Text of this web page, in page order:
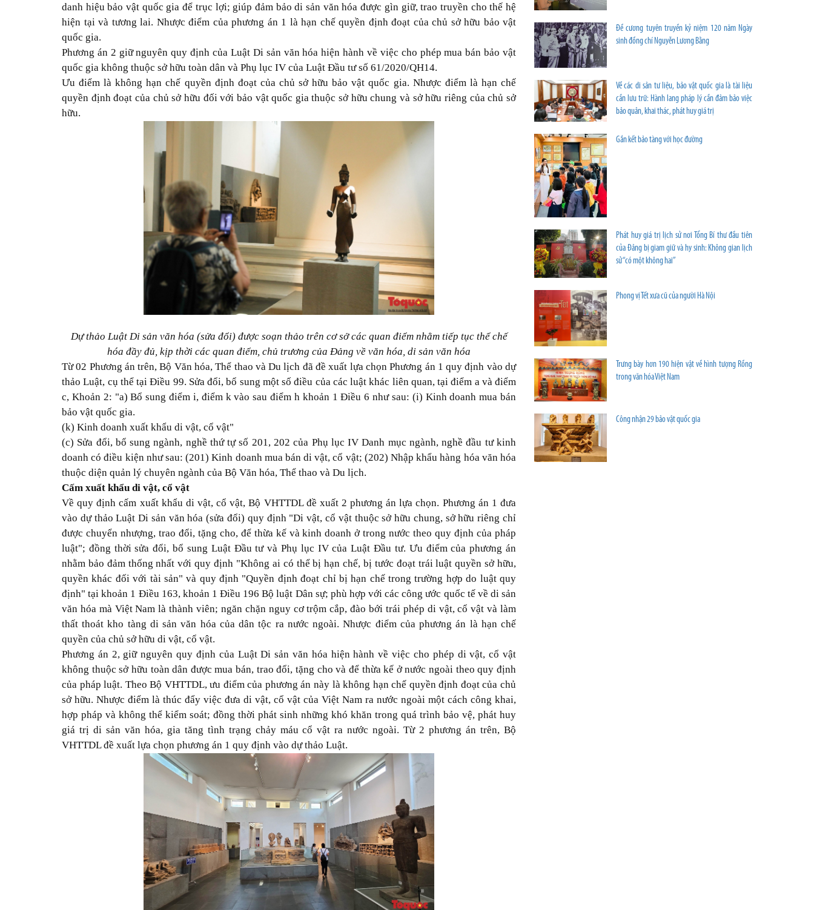
danh hiệu bảo vật quốc gia để trục lợi; giúp đảm bảo di sản văn hóa được gìn giữ, trao truyền cho thế hệ
hiện tại và tương lai. Nhược điểm của phương án 1 là hạn chế quyền định đoạt của chủ sở hữu bảo vật
quốc gia.
Phương án 2 giữ nguyên quy định của Luật Di sản văn hóa hiện hành về việc cho phép mua bán bảo vật
quốc gia không thuộc sở hữu toàn dân và Phụ lục IV của Luật Đầu tư số 61/2020/QH14.
Ưu điểm là không hạn chế quyền định đoạt của chủ sở hữu bảo vật quốc gia. Nhược điểm là hạn chế
quyền định đoạt của chủ sở hữu đối với bảo vật quốc gia thuộc sở hữu chung và sở hữu riêng của chủ sở
hữu.
Dự thảo Luật Di sản văn hóa (sửa đổi) được soạn thảo trên cơ sở các quan điểm nhằm tiếp tục thể chế
hóa đầy đủ, kịp thời các quan điểm, chủ trương của Đảng về văn hóa, di sản văn hóa
Từ 02 Phương án trên, Bộ Văn hóa, Thể thao và Du lịch đã đề xuất lựa chọn Phương án 1 quy định vào dự
thảo Luật, cụ thể tại Điều 99. Sửa đổi, bổ sung một số điều của các luật khác liên quan, tại điểm a và điểm
c, Khoản 2: "a) Bổ sung điểm i, điểm k vào sau điểm h khoản 1 Điều 6 như sau: (i) Kinh doanh mua bán
bảo vật quốc gia.
(k) Kinh doanh xuất khẩu di vật, cổ vật"
(c) Sửa đổi, bổ sung ngành, nghề thứ tự số 201, 202 của Phụ lục IV Danh mục ngành, nghề đầu tư kinh
doanh có điều kiện như sau: (201) Kinh doanh mua bán di vật, cổ vật; (202) Nhập khẩu hàng hóa văn hóa
thuộc diện quản lý chuyên ngành của Bộ Văn hóa, Thể thao và Du lịch.
Cấm xuất khẩu di vật, cổ vật
Về quy định cấm xuất khẩu di vật, cổ vật, Bộ VHTTDL đề xuất 2 phương án lựa chọn. Phương án 1 đưa
vào dự thảo Luật Di sản văn hóa (sửa đổi) quy định "Di vật, cổ vật thuộc sở hữu chung, sở hữu riêng chỉ
được chuyển nhượng, trao đổi, tặng cho, để thừa kế và kinh doanh ở trong nước theo quy định của pháp
luật"; đồng thời sửa đổi, bổ sung Luật Đầu tư và Phụ lục IV của Luật Đầu tư. Ưu điểm của phương án
nhằm bảo đảm thống nhất với quy định "Không ai có thể bị hạn chế, bị tước đoạt trái luật quyền sở hữu,
quyền khác đối với tài sản" và quy định "Quyền định đoạt chỉ bị hạn chế trong trường hợp do luật quy
định" tại khoản 1 Điều 163, khoản 1 Điều 196 Bộ luật Dân sự; phù hợp với các công ước quốc tế về di sản
văn hóa mà Việt Nam là thành viên; ngăn chặn nguy cơ trộm cắp, đào bới trái phép di vật, cổ vật và làm
thất thoát kho tàng di sản văn hóa của dân tộc ra nước ngoài. Nhược điểm của phương án là hạn chế
quyền của chủ sở hữu di vật, cổ vật.
Phương án 2, giữ nguyên quy định của Luật Di sản văn hóa hiện hành về việc cho phép di vật, cổ vật
không thuộc sở hữu toàn dân được mua bán, trao đổi, tặng cho và để thừa kế ở nước ngoài theo quy định
của pháp luật. Theo Bộ VHTTDL, ưu điểm của phương án này là không hạn chế quyền định đoạt của chủ
sở hữu. Nhược điểm là thúc đẩy việc đưa di vật, cổ vật của Việt Nam ra nước ngoài một cách công khai,
hợp pháp và không thể kiểm soát; đồng thời phát sinh những khó khăn trong quá trình bảo vệ, phát huy
giá trị di sản văn hóa, gia tăng tình trạng chảy máu cổ vật ra nước ngoài. Từ 2 phương án trên, Bộ
VHTTDL đề xuất lựa chọn phương án 1 quy định vào dự thảo Luật.
Đề cương tuyên truyền kỷ niệm 120 năm Ngày
sinh đồng chí Nguyễn Lương Bằng
Về các di sản tư liệu, bảo vật quốc gia là tài liệu
cần lưu trữ: Hành lang pháp lý cần đảm bảo việc
bảo quản, khai thác, phát huy giá trị
Gắn kết bảo tàng với học đường
Phát huy giá trị lịch sử nơi Tổng Bí thư đầu tiên
của Đảng bị giam giữ và hy sinh: Không gian lịch
sử “có một không hai”
Phong vị Tết xưa cũ của người Hà Nội
Trưng bày hơn 190 hiện vật về hình tượng Rồng
trong văn hóa Việt Nam
Công nhận 29 bảo vật quốc gia